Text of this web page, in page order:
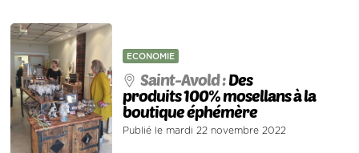
ECONOMIE
Saint-Avold :Des
produits 100% mosellans à la
boutique éphémère
Publié le mardi 22 novembre 2022